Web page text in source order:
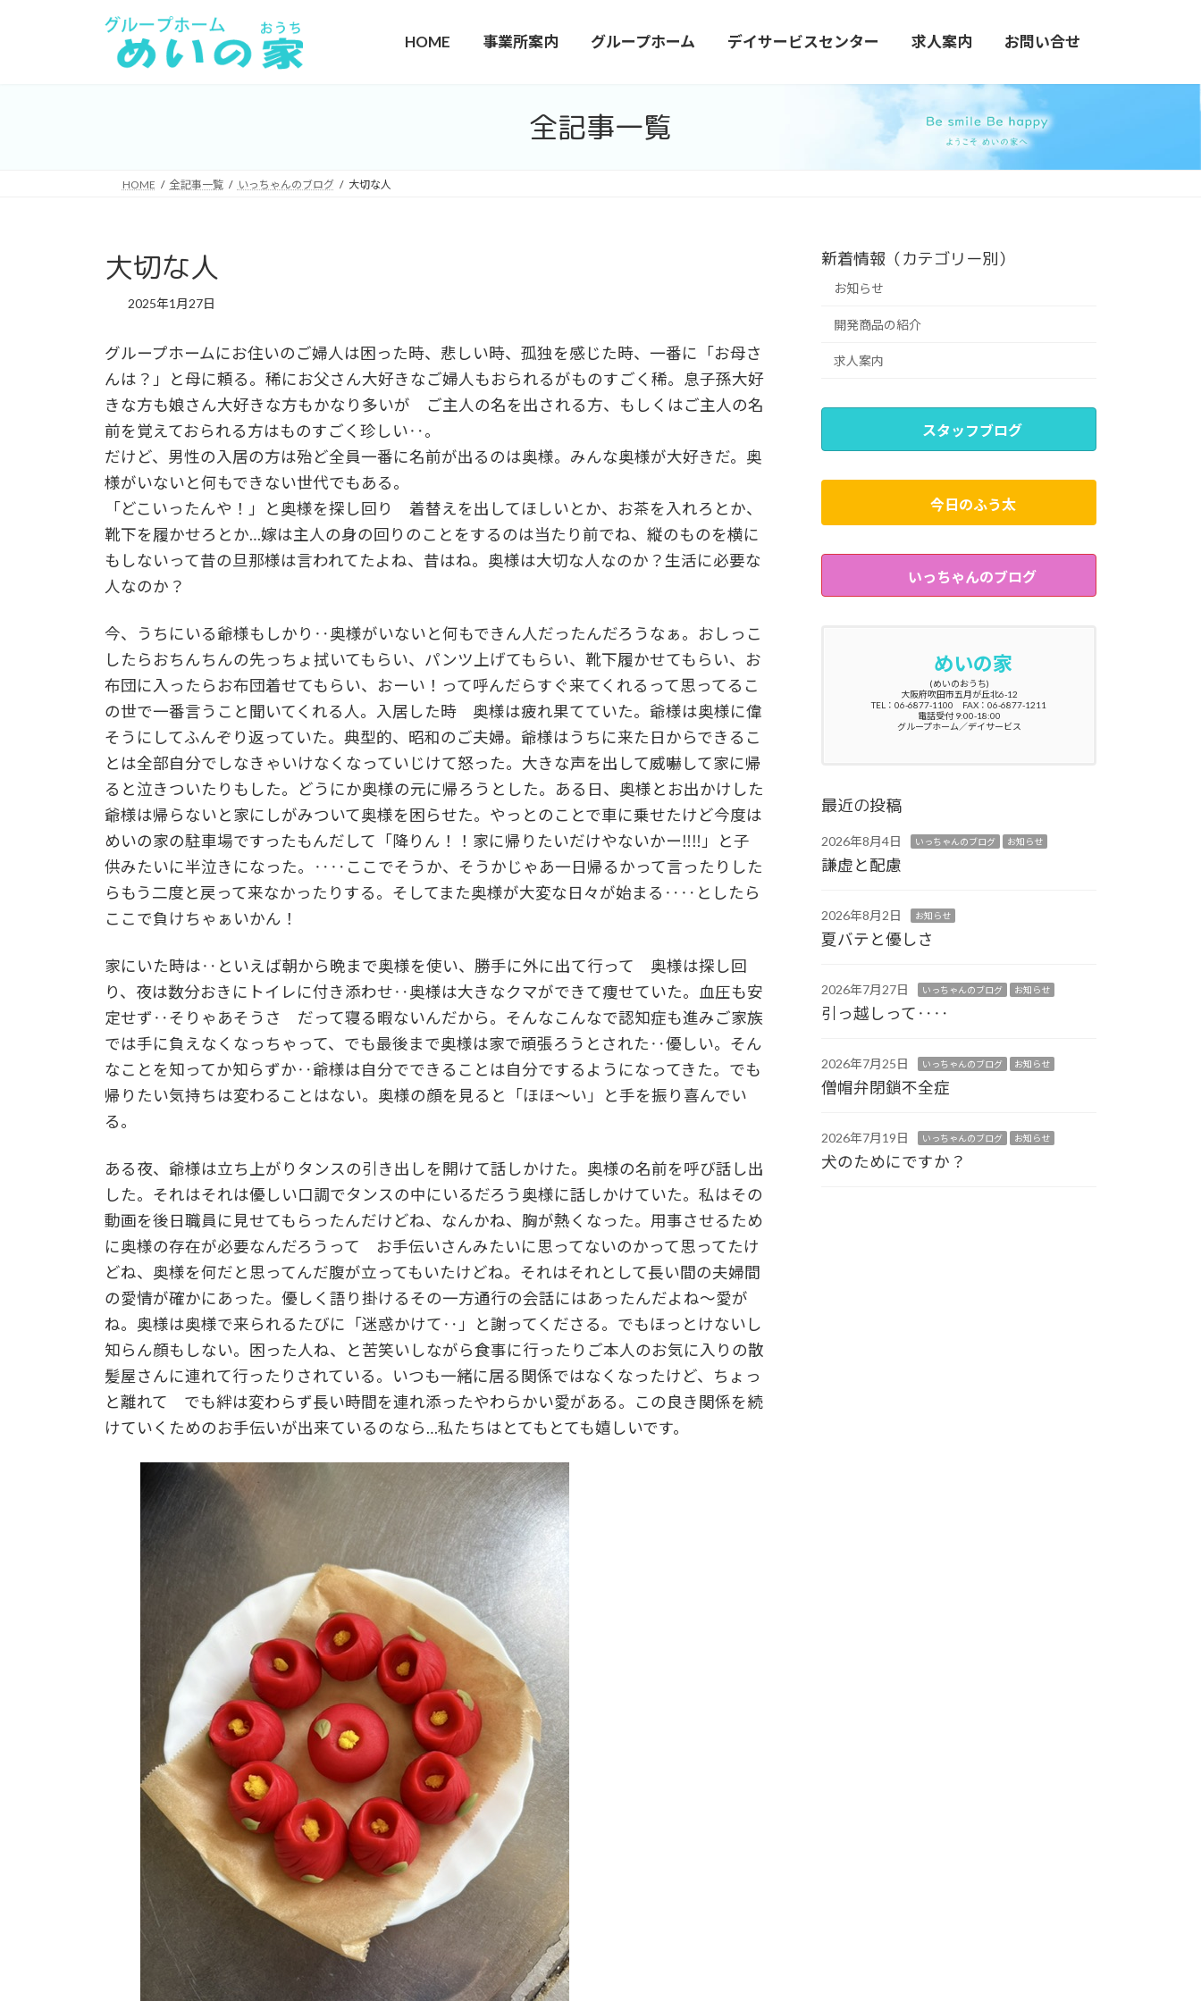
HOME 事業所案内 グループホーム デイサービスセンター 求人案内 お問い合せ
全記事一覧
HOME 全記事一覧 いっちゃんのブログ 大切な人
大切な人
2025年1月27日
グループホームにお住いのご婦人は困った時、悲しい時、孤独を感じた時、一番に「お母さ
んは？」と母に頼る。稀にお父さん大好きなご婦人もおられるがものすごく稀。息子孫大好
きな方も娘さん大好きな方もかなり多いが ご主人の名を出される方、もしくはご主人の名
前を覚えておられる方はものすごく珍しい‥。
だけど、男性の入居の方は殆ど全員一番に名前が出るのは奥様。みんな奥様が大好きだ。奥
様がいないと何もできない世代でもある。
「どこいったんや！」と奥様を探し回り 着替えを出してほしいとか、お茶を入れろとか、
靴下を履かせろとか…嫁は主人の身の回りのことをするのは当たり前でね、縦のものを横に
もしないって昔の旦那様は言われてたよね、昔はね。奥様は大切な人なのか？生活に必要な
人なのか？
今、うちにいる爺様もしかり‥奥様がいないと何もできん人だったんだろうなぁ。おしっこ
したらおちんちんの先っちょ拭いてもらい、パンツ上げてもらい、靴下履かせてもらい、お
布団に入ったらお布団着せてもらい、おーい！って呼んだらすぐ来てくれるって思ってるこ
の世で一番言うこと聞いてくれる人。入居した時 奥様は疲れ果てていた。爺様は奥様に偉
そうにしてふんぞり返っていた。典型的、昭和のご夫婦。爺様はうちに来た日からできるこ
とは全部自分でしなきゃいけなくなっていじけて怒った。大きな声を出して威嚇して家に帰
ると泣きついたりもした。どうにか奥様の元に帰ろうとした。ある日、奥様とお出かけした
爺様は帰らないと家にしがみついて奥様を困らせた。やっとのことで車に乗せたけど今度は
めいの家の駐車場ですったもんだして「降りん！！家に帰りたいだけやないかー‼‼」と子
供みたいに半泣きになった。‥‥ここでそうか、そうかじゃあ一日帰るかって言ったりした
らもう二度と戻って来なかったりする。そしてまた奥様が大変な日々が始まる‥‥としたら
ここで負けちゃぁいかん！
家にいた時は‥といえば朝から晩まで奥様を使い、勝手に外に出て行って 奥様は探し回
り、夜は数分おきにトイレに付き添わせ‥奥様は大きなクマができて痩せていた。血圧も安
定せず‥そりゃあそうさ だって寝る暇ないんだから。そんなこんなで認知症も進みご家族
では手に負えなくなっちゃって、でも最後まで奥様は家で頑張ろうとされた‥優しい。そん
なことを知ってか知らずか‥爺様は自分でできることは自分でするようになってきた。でも
帰りたい気持ちは変わることはない。奥様の顔を見ると「ほほ～い」と手を振り喜んでい
る。
ある夜、爺様は立ち上がりタンスの引き出しを開けて話しかけた。奥様の名前を呼び話し出
した。それはそれは優しい口調でタンスの中にいるだろう奥様に話しかけていた。私はその
動画を後日職員に見せてもらったんだけどね、なんかね、胸が熱くなった。用事させるため
に奥様の存在が必要なんだろうって お手伝いさんみたいに思ってないのかって思ってたけ
どね、奥様を何だと思ってんだ腹が立ってもいたけどね。それはそれとして長い間の夫婦間
の愛情が確かにあった。優しく語り掛けるその一方通行の会話にはあったんだよね～愛が
ね。奥様は奥様で来られるたびに「迷惑かけて‥」と謝ってくださる。でもほっとけないし
知らん顔もしない。困った人ね、と苦笑いしながら食事に行ったりご本人のお気に入りの散
髪屋さんに連れて行ったりされている。いつも一緒に居る関係ではなくなったけど、ちょっ
と離れて でも絆は変わらず長い時間を連れ添ったやわらかい愛がある。この良き関係を続
けていくためのお手伝いが出来ているのなら…私たちはとてもとても嬉しいです。
新着情報（カテゴリー別）
お知らせ
開発商品の紹介
求人案内
スタッフブログ
今日のふう太
いっちゃんのブログ
めいの家
(めいのおうち)
大阪府吹田市五月が丘北6-12
TEL：06-6877-1100 FAX：06-6877-1211
電話受付 9:00-18:00
グループホーム／デイサービス
最近の投稿
2026年8月4日 いっちゃんのブログ お知らせ
謙虚と配慮
2026年8月2日 お知らせ
夏バテと優しさ
2026年7月27日 いっちゃんのブログ お知らせ
引っ越しって‥‥
2026年7月25日 いっちゃんのブログ お知らせ
僧帽弁閉鎖不全症
2026年7月19日 いっちゃんのブログ お知らせ
犬のためにですか？